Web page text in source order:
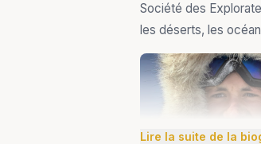
Société des
les déserts, les
Lire la suite de la